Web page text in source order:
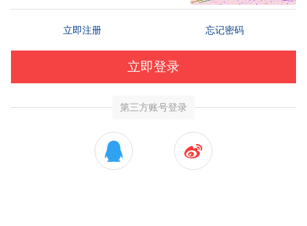
立即注册 忘记密码
立即登录
第三方账号登录